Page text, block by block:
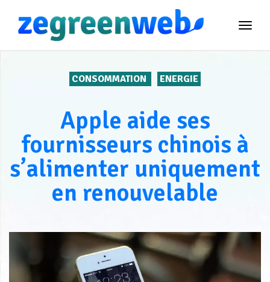
CONSOMMATION ENERGIE
Apple aide ses
fournisseurs chinois à
s’alimenter uniquement
en renouvelable